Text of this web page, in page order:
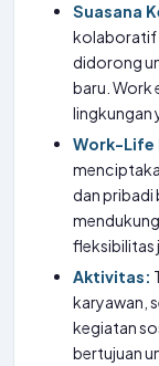
Suasana
kolaboratif
didorong
baru. Work
lingkungan
Work-Life
dan pribadi
fleksibilitas
Aktivitas:
karyawan,
kegiatan
bertujuan